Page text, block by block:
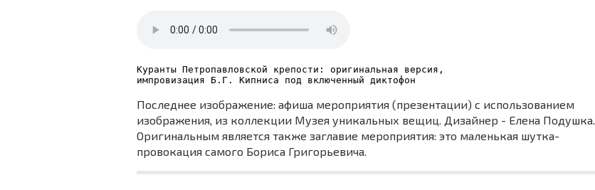
Куранты Петропавловской крепости: оригинальная версия,
импровизация Б.Г. Кипниса под включенный диктофон
Последнее изображение: афиша мероприятия (презентации) с использованием
изображения, из коллекции Музея уникальных вещиц. Дизайнер - Елена Подушка.
Оригинальным является также заглавие мероприятия: это маленькая шутка-
провокация самого Бориса Григорьевича.